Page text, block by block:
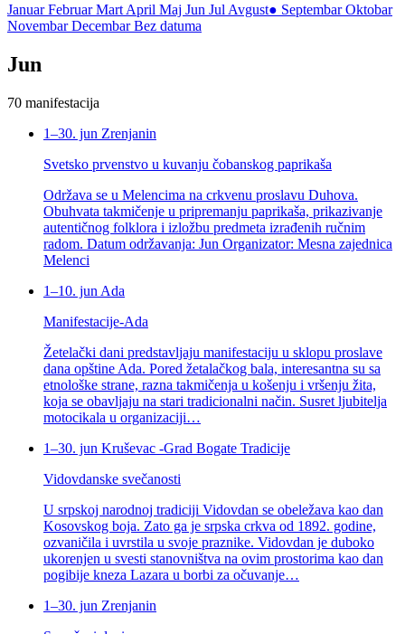
JanuarFebruarMart April Maj Jun Jul Avgust● SeptembarOktobar
NovembarDecembarBez datuma
Jun
70 manifestacija
1–30. jun Zrenjanin
Svetsko prvenstvo u kuvanju čobanskog paprikaša
Održava se u Melencima na crkvenu proslavu Duhova.
Obuhvata takmičenje u pripremanju paprikaša, prikazivanje
autentičnog folklora i izložbu predmeta izrađenih ručnim
radom. Datum održavanja: Jun Organizator: Mesna zajednica
Melenci
1–10. jun Ada
Manifestacije-Ada
Žetelački dani predstavljaju manifestaciju u sklopu proslave
dana opštine Ada. Pored žetalačkog bala, interesantna su sa
etnološke strane, razna takmičenja u košenju i vršenju žita,
koja se obavljaju na stari tradicionalni način. Susret ljubitelja
motocikala u organizaciji…
1–30. jun Kruševac -Grad Bogate Tradicije
Vidovdanske svečanosti
U srpskoj narodnoj tradiciji Vidovdan se obeležava kao dan
Kosovskog boja. Zato ga je srpska crkva od 1892. godine,
ozvaničila i uvrstila u svoje praznike. Vidovdan je duboko
ukorenjen u svesti stanovništva na ovim prostorima kao dan
pogibije kneza Lazara u borbi za očuvanje…
1–30. jun Zrenjanin